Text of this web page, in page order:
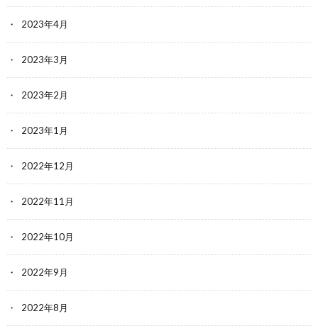
2023年4月
2023年3月
2023年2月
2023年1月
2022年12月
2022年11月
2022年10月
2022年9月
2022年8月